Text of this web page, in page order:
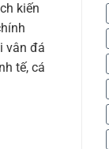
kiến
vân đá
tế, cá